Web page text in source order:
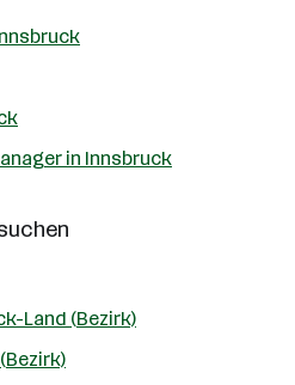
in Innsbruck
Land (Bezirk)